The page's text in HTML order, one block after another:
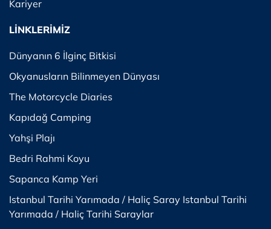
Kariyer
LİNKLERİMİZ
Dünyanın 6 İlginç Bitkisi
Okyanusların Bilinmeyen Dünyası
The Motorcycle Diaries
Kapıdağ Camping
Yahşi Plajı
Bedri Rahmi Koyu
Sapanca Kamp Yeri
Istanbul Tarihi Yarımada / Haliç Saray Istanbul Tarihi
Yarımada / Haliç Tarihi Saraylar